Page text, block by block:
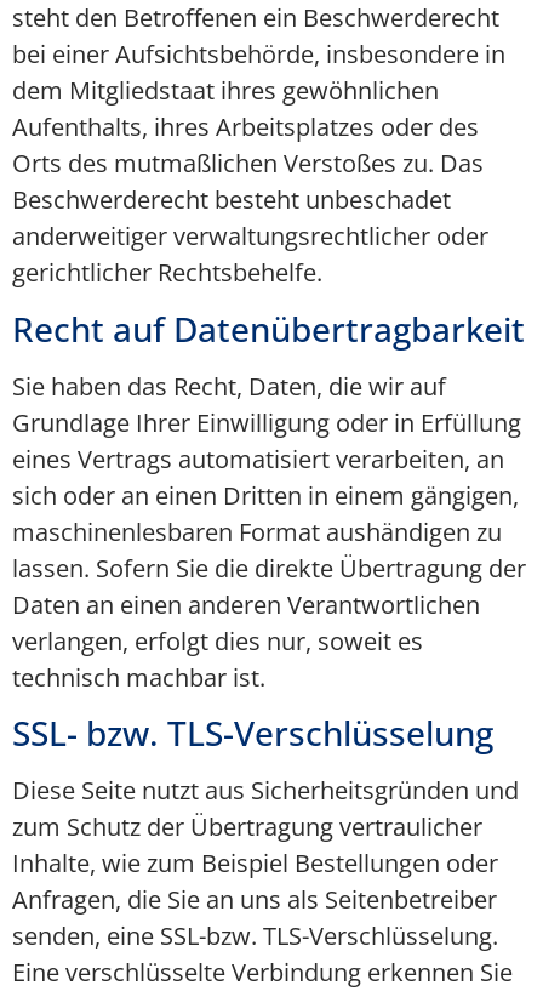
steht den Betroffenen ein Beschwerderecht
bei einer Aufsichtsbehörde, insbesondere in
dem Mitgliedstaat ihres gewöhnlichen
Aufenthalts, ihres Arbeitsplatzes oder des
Orts des mutmaßlichen Verstoßes zu. Das
Beschwerderecht besteht unbeschadet
anderweitiger verwaltungsrechtlicher oder
gerichtlicher Rechtsbehelfe.
Recht auf Datenübertragbarkeit
Sie haben das Recht, Daten, die wir auf
Grundlage Ihrer Einwilligung oder in Erfüllung
eines Vertrags automatisiert verarbeiten, an
sich oder an einen Dritten in einem gängigen,
maschinenlesbaren Format aushändigen zu
lassen. Sofern Sie die direkte Übertragung der
Daten an einen anderen Verantwortlichen
verlangen, erfolgt dies nur, soweit es
technisch machbar ist.
SSL- bzw. TLS-Verschlüsselung
Diese Seite nutzt aus Sicherheitsgründen und
zum Schutz der Übertragung vertraulicher
Inhalte, wie zum Beispiel Bestellungen oder
Anfragen, die Sie an uns als Seitenbetreiber
senden, eine SSL-bzw. TLS-Verschlüsselung.
Eine verschlüsselte Verbindung erkennen Sie